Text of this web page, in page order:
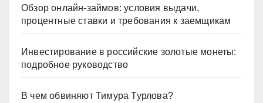
Обзор онлайн-займов: условия выдачи,
процентные ставки и требования к заемщикам
Инвестирование в российские золотые монеты:
подробное руководство
В чем обвиняют Тимура Турлова?